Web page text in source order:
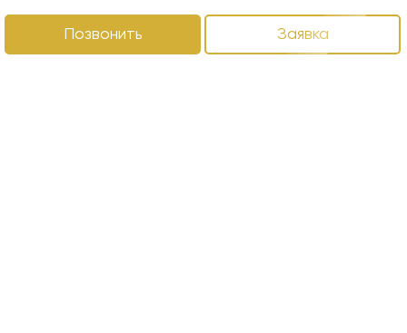
Позвонить Заявка